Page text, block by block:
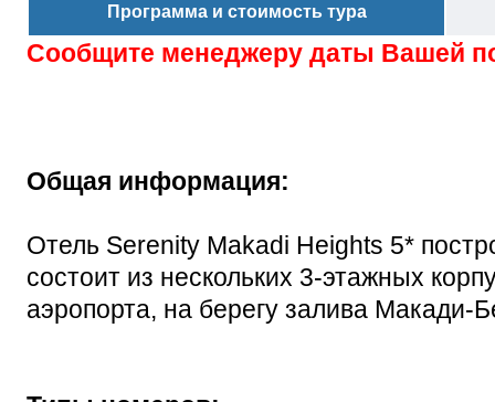
Программа и стоимость тура
Сообщите менеджеру даты Вашей
Общая информация:
Отель Serenity Makadi Heights 5*
состоит из нескольких 3-этажных
аэропорта, на берегу залива Макади-